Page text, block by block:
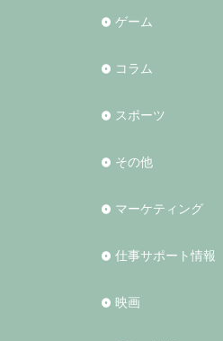
ゲーム
コラム
スポーツ
その他
マーケティング
仕事サポート情報
映画